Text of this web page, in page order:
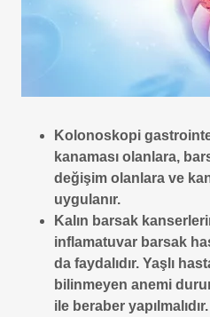
Kolonoskopi
kanaması olanlara,
değişim olanlara ve
uygulanır.
Kalın barsak
inflamatuvar barsak
da faydalıdır. Yaşlı
bilinmeyen anemi
ile beraber yapılmalıdır.